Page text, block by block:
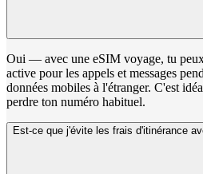
Oui — avec une eSIM voyage, tu
active pour les appels et messages
données mobiles à l'étranger. C'est
perdre ton numéro habituel.
Est-ce que j'évite les frais d'itinérance